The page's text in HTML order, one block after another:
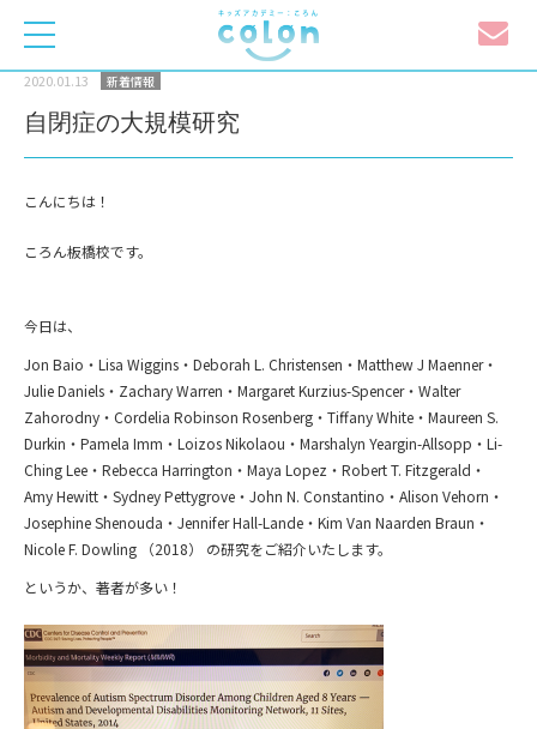
toggle
navigation
2020.01.13 新着情報
自閉症の大規模研究
こんにちは！
ころん板橋校です。
今日は、
Jon Baio・Lisa Wiggins・Deborah L. Christensen・Matthew J Maenner・
Julie Daniels・Zachary Warren・Margaret Kurzius-Spencer・Walter
Zahorodny・Cordelia Robinson Rosenberg・Tiffany White・Maureen S.
Durkin・Pamela Imm・Loizos Nikolaou・Marshalyn Yeargin-Allsopp・Li-
Ching Lee・Rebecca Harrington・Maya Lopez・Robert T. Fitzgerald・
Amy Hewitt・Sydney Pettygrove・John N. Constantino・Alison Vehorn・
Josephine Shenouda・Jennifer Hall-Lande・Kim Van Naarden Braun・
Nicole F. Dowling （2018） の研究をご紹介いたします。
というか、著者が多い！